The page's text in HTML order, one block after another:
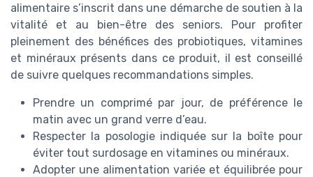
alimentaire s’inscrit dans une démarche de soutien à la
vitalité et au bien-être des seniors. Pour profiter
pleinement des bénéfices des probiotiques, vitamines
et minéraux présents dans ce produit, il est conseillé
de suivre quelques recommandations simples.
Prendre un comprimé par jour, de préférence le
matin avec un grand verre d’eau.
Respecter la posologie indiquée sur la boîte pour
éviter tout surdosage en vitamines ou minéraux.
Adopter une alimentation variée et équilibrée pour